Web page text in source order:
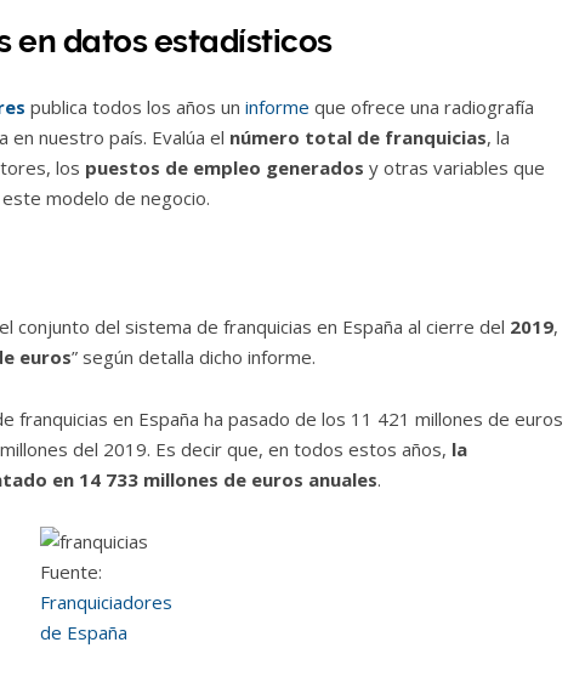
en datos estadísticos
publica todos los años un informe que ofrece una radiografía
nuestro país. Evalúa el número total de franquicias, la
los puestos de empleo generados y otras variables que
modelo de negocio.
conjunto del sistema de franquicias en España al cierre del 2019,
euros” según detalla dicho informe.
franquicias en España ha pasado de los 11 421 millones de euros
del 2019. Es decir que, en todos estos años, la
en 14 733 millones de euros anuales.
Fuente:
Franquiciadores
de España